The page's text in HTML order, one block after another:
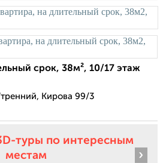
срок, 38м², 10/17 этаж
Кирова 99/3
туры по интересным
местам
›